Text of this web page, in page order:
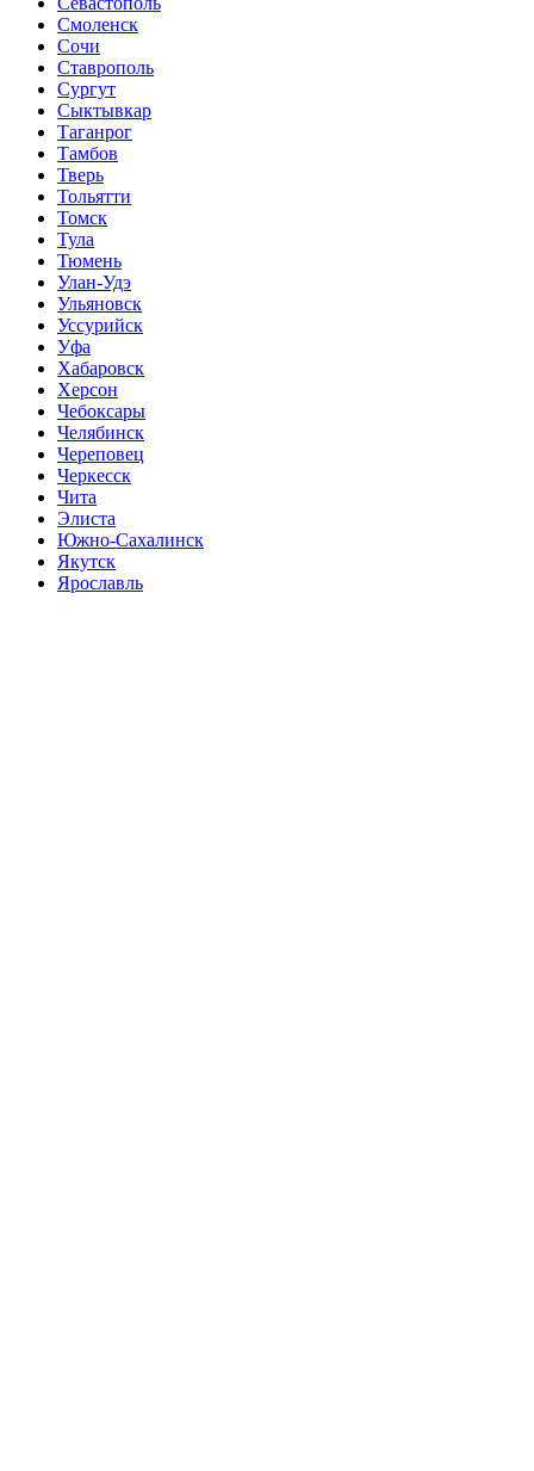
Смоленск
Сочи
Ставрополь
Сургут
Сыктывкар
Таганрог
Тамбов
Тверь
Тольятти
Томск
Тула
Тюмень
Улан-Удэ
Ульяновск
Уссурийск
Уфа
Хабаровск
Херсон
Чебоксары
Челябинск
Череповец
Черкесск
Чита
Элиста
Южно-Сахалинск
Якутск
Ярославль